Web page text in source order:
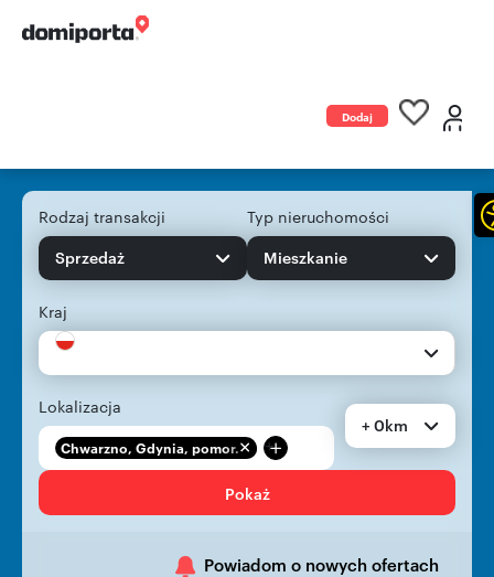
Dodaj
Rodzaj transakcji
Sprzedaż
Typ nieruchomości
Mieszkanie
Kraj
Lokalizacja
Chwarzno, Gdynia, pomor... +
+ 0km
Pokaż
Powiadom o nowych ofertach